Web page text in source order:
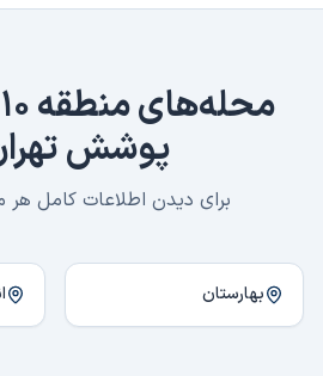
محله‌هایمنطقه ۱۰ تهران
پوشش
برای دیدن اطلاعات کامل هر
بهارستان